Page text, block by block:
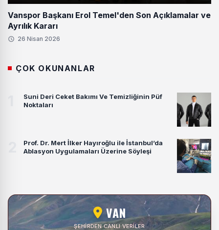
Vanspor Başkanı Erol Temel'den Son Açıklamalar ve
Ayrılık Kararı
26 Nisan 2026
ÇOK OKUNANLAR
Suni Deri Ceket Bakımı Ve Temizliğinin Püf
Noktaları
Prof. Dr. Mert İlker Hayıroğlu ile İstanbul’da
Ablasyon Uygulamaları Üzerine Söyleşi
VAN
ŞEHIRDEN CANLI VERILER